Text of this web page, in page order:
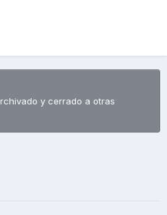
y cerrado a otras